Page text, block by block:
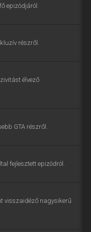
epizódjáról.
részről.
élvező
GTA részről.
fejlesztett epizódról.
visszaidéző nagysikerű